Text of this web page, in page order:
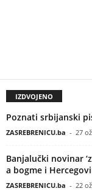
IZDVOJENO
Poznati srbijanski
ZASREBRENICU.ba - 27
Banjalučki novinar
a bogme i
ZASREBRENICU.ba - 22